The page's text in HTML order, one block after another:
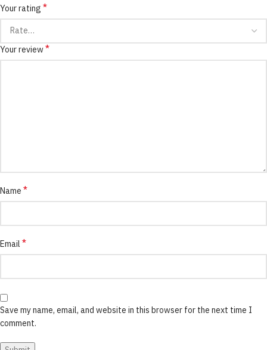
Your rating*
Your review*
Name*
Email*
Save my name, email, and website in this browser for the next time I
comment.